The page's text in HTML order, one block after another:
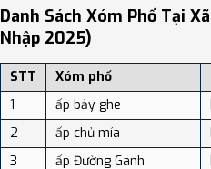
địa điểm tại: VReview.vn - Nền
lịch uy tín tại Việt Nam.
Danh Sách Xóm Phố Tại
Nhập 2025)
STT Xóm phố
1
ấp bảy ghe
2
ấp chủ mía
3
ấp Đường Ganh